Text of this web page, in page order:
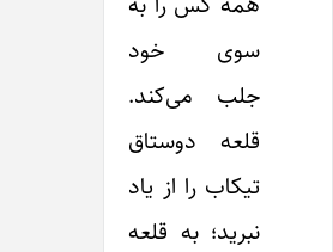
سوی خود
جلب می‌کند.
قلعه دوستاق
تیکاب را از یاد
نبرید؛ به قلعه